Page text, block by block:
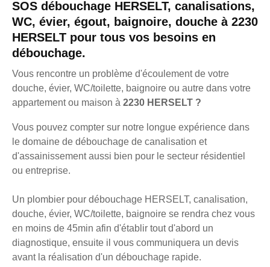
SOS débouchage HERSELT, canalisations,
WC, évier, égout, baignoire, douche à 2230
HERSELT pour tous vos besoins en
débouchage.
Vous rencontre un problème d'écoulement de votre
douche, évier, WC/toilette, baignoire ou autre dans votre
appartement ou maison à 2230 HERSELT ?
Vous pouvez compter sur notre longue expérience dans
le domaine de débouchage de canalisation et
d'assainissement aussi bien pour le secteur résidentiel
ou entreprise.
Un plombier pour débouchage HERSELT, canalisation,
douche, évier, WC/toilette, baignoire se rendra chez vous
en moins de 45min afin d'établir tout d'abord un
diagnostique, ensuite il vous communiquera un devis
avant la réalisation d'un débouchage rapide.